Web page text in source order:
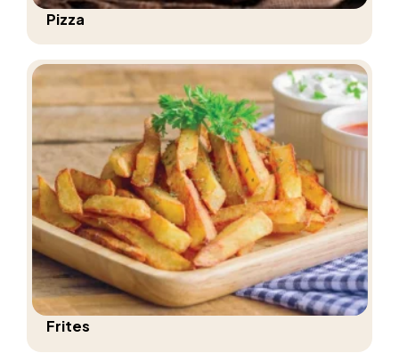
Pizza
Frites